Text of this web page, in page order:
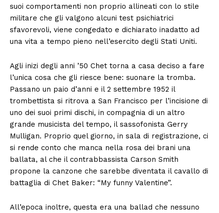
suoi comportamenti non proprio allineati con lo stile
militare che gli valgono alcuni test psichiatrici
sfavorevoli, viene congedato e dichiarato inadatto ad
una vita a tempo pieno nell’esercito degli Stati Uniti.
Agli inizi degli anni ’50 Chet torna a casa deciso a fare
l’unica cosa che gli riesce bene: suonare la tromba.
Passano un paio d’anni e il 2 settembre 1952 il
trombettista si ritrova a San Francisco per l’incisione di
uno dei suoi primi dischi, in compagnia di un altro
grande musicista del tempo, il sassofonista Gerry
Mulligan. Proprio quel giorno, in sala di registrazione, ci
si rende conto che manca nella rosa dei brani una
ballata, al che il contrabbassista Carson Smith
propone la canzone che sarebbe diventata il cavallo di
battaglia di Chet Baker: “My funny Valentine”.
All’epoca inoltre, questa era una ballad che nessuno